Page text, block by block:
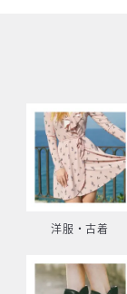
洋服・古着